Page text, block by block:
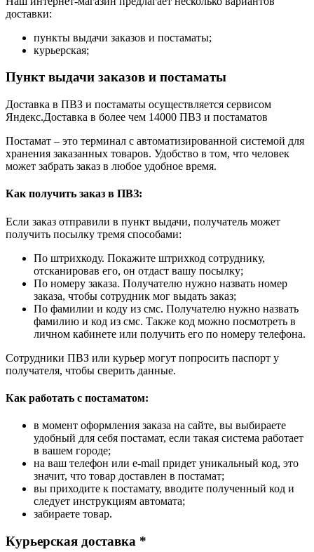
доставки:
пункты выдачи заказов и постаматы;
курьерская;
Пункт выдачи заказов и постаматы
Доставка в ПВЗ и постаматы осуществляется сервисом
Яндекс.Доставка в более чем 14000 ПВЗ и постаматов
Постамат – это терминал с автоматизированной системой для
хранения заказанных товаров. Удобство в том, что человек
может забрать заказ в любое удобное время.
Как получить заказ в ПВЗ:
Если заказ отправили в пункт выдачи, получатель может
получить посылку тремя способами:
По штрихкоду. Покажите штрихкод сотруднику,
отсканировав его, он отдаст вашу посылку;
По номеру заказа. Получателю нужно назвать номер
заказа, чтобы сотрудник мог выдать заказ;
По фамилии и коду из смс. Получателю нужно назвать
фамилию и код из смс. Также код можно посмотреть в
личном кабинете или получить его по номеру телефона.
Сотрудники ПВЗ или курьер могут попросить паспорт у
получателя, чтобы сверить данные.
Как работать с постаматом:
в момент оформления заказа на сайте, вы выбираете
удобный для себя постамат, если такая система работает
в вашем городе;
на ваш телефон или e-mail придет уникальный код, это
значит, что товар доставлен в постамат;
вы приходите к постамату, вводите полученный код и
следует инструкциям автомата;
забираете товар.
Курьерская доставка *